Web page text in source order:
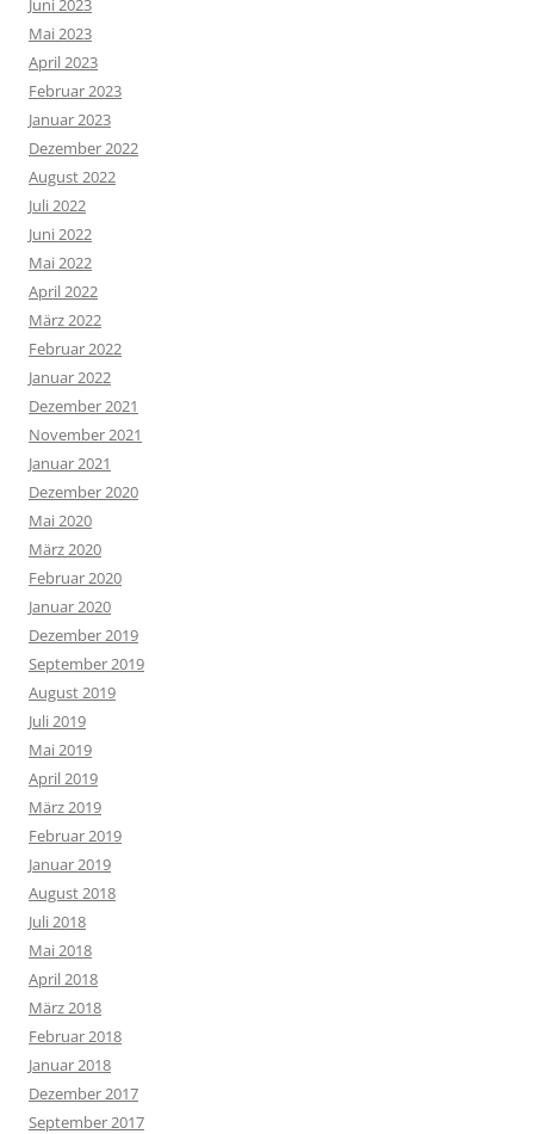
Juni 2023
Mai 2023
April 2023
Februar 2023
Januar 2023
Dezember 2022
August 2022
Juli 2022
Juni 2022
Mai 2022
April 2022
März 2022
Februar 2022
Januar 2022
Dezember 2021
November 2021
Januar 2021
Dezember 2020
Mai 2020
März 2020
Februar 2020
Januar 2020
Dezember 2019
September 2019
August 2019
Juli 2019
Mai 2019
April 2019
März 2019
Februar 2019
Januar 2019
August 2018
Juli 2018
Mai 2018
April 2018
März 2018
Februar 2018
Januar 2018
Dezember 2017
September 2017